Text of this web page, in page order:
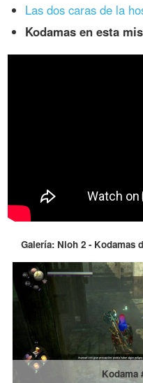
Las dos caras de la
Kodamas en esta
Galería: Nioh 2 - Kodamas
Kodama